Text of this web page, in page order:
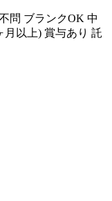
問 ブランクOK 中
月以上) 賞与あり 託